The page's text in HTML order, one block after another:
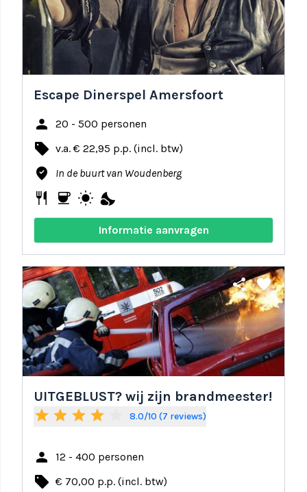
Escape Dinerspel Amersfoort
person 20 - 500 personen
local_offer v.a. € 22,95 p.p. (incl. btw)
where_to_vote In de buurt van Woudenberg
restaurant coffee wb_sunny nights_stay
Informatie aanvragen
share favorite
UITGEBLUST? wij zijn brandmeester!
star star star star 8.0/10 (7 reviews)
person 12 - 400 personen
local_offer € 70,00 p.p. (incl. btw)